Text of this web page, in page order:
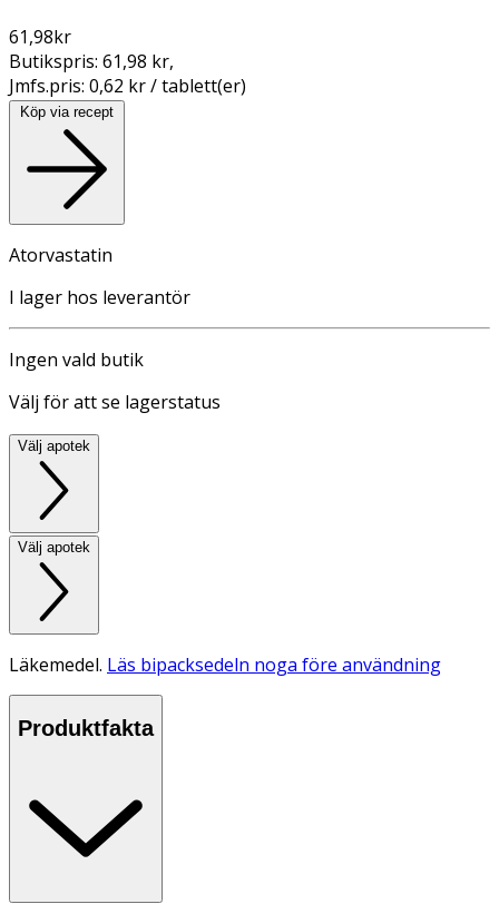
61,98kr
Butikspris: 61,98 kr,
Jmfs.pris: 0,62 kr / tablett(er)
Köp via recept
Atorvastatin
I lager hos leverantör
Ingen vald butik
Välj för att se lagerstatus
Välj apotek
Välj apotek
Läkemedel. Läs bipacksedeln noga före användning
Produktfakta